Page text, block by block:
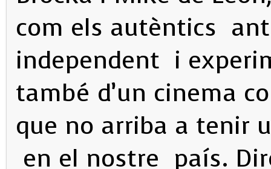
com els autèntics
independent i
també d’un cinema
que no arriba a tenir
en el nostre país.